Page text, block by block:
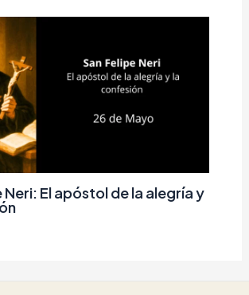
Neri: El apóstol de la alegría y